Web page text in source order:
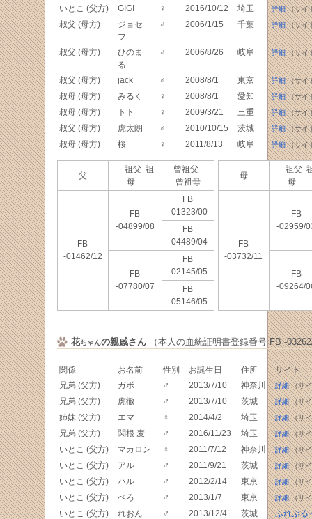
いとこ (父方) GIGI ♀ 2016/10/12 埼玉 詳細（サイ
叔父 (母方)
ジョセ
フ
♂ 2006/1/15 千葉 詳細（サイ
叔父 (母方)
ひのま
る
♂ 2006/8/26 岐阜 詳細（サイ
叔父 (母方) jack ♂ 2008/8/1 東京 詳細（サイ
叔母 (母方) みるく ♀ 2008/8/1 愛知 詳細（サイ
叔母 (母方) トト ♀ 2009/3/21 三重 詳細（サイ
叔父 (母方) 虎太朗 ♂ 2010/10/15 茨城 詳細（サイ
叔母 (母方) 桜 ♀ 2011/8/13 岐阜 詳細（サイ
父
祖父･祖
母
曾祖父･
曾祖母
FB
-01462/12
FB
-04899/08
FB
-01323/00
FB
-04489/04
FB
-07780/07
FB
-02145/05
FB
-05146/05
母
祖父･
母
FB
-03732/11
FB
-02959/
FB
-09264/
花ちゃんの親戚さん（本人の血統証明書登録番号 FB -
関係 お名前 性別 お誕生日 住所
サイト
兄弟 (父方)
ガボ ♂ 2013/7/10 神奈川 詳細（サイ
兄弟 (父方) 虎徹 ♂ 2013/7/10 茨城 詳細（サイ
姉妹 (父方) エマ ♀ 2014/4/2 埼玉 詳細（サイ
兄弟 (父方) 関根 麦 ♂ 2016/11/23 埼玉 詳細（サイ
いとこ (父方) マカロン ♀ 2011/7/12 神奈川 詳細（サイ
いとこ (父方) アル ♂ 2011/9/21 茨城 詳細（サイ
いとこ (父方) ハル ♂ 2012/2/14 東京 詳細（サイ
いとこ (父方) ぺろ ♂ 2013/1/7 東京 詳細（サイ
いとこ (父方) れおん ♂ 2013/12/4 茨城 ふれぶる